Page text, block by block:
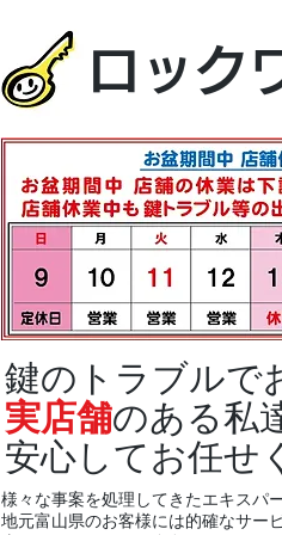
ロック
鍵のトラブルで
実店舗のある私
安心してお任せ
様々な事案を処理してきたエキスパ
地元富山県のお客様には的確なサー